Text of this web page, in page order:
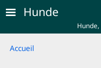
Skip to main content
Hunde
Breadcrumb
Accueil